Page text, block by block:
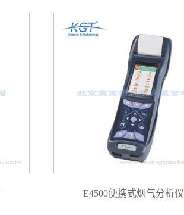
E4500便携式烟气分析仪